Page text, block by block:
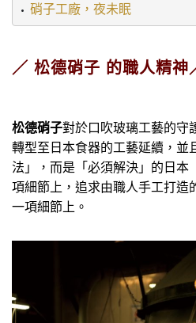
• 硝子工廠，夜未眠
／ 松德硝子 的職人精神
松德硝子對於口吹玻璃工藝的守
轉型至日本食器的工藝延續，並
法」，而是「必須解決」的日本
項細節上，追求由職人手工打造
一項細節上。